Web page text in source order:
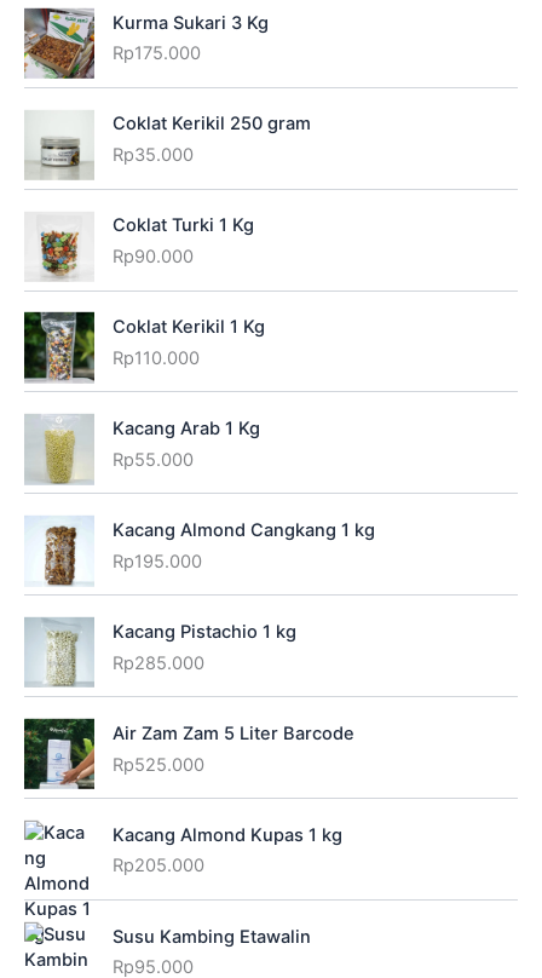
Kurma Sukari 3 Kg
Rp175.000
Coklat Kerikil 250 gram
Rp35.000
Coklat Turki 1 Kg
Rp90.000
Coklat Kerikil 1 Kg
Rp110.000
Kacang Arab 1 Kg
Rp55.000
Kacang Almond Cangkang 1 kg
Rp195.000
Kacang Pistachio 1 kg
Rp285.000
Air Zam Zam 5 Liter Barcode
Rp525.000
Kacang Almond Kupas 1 kg
Rp205.000
Susu Kambing Etawalin
Rp95.000